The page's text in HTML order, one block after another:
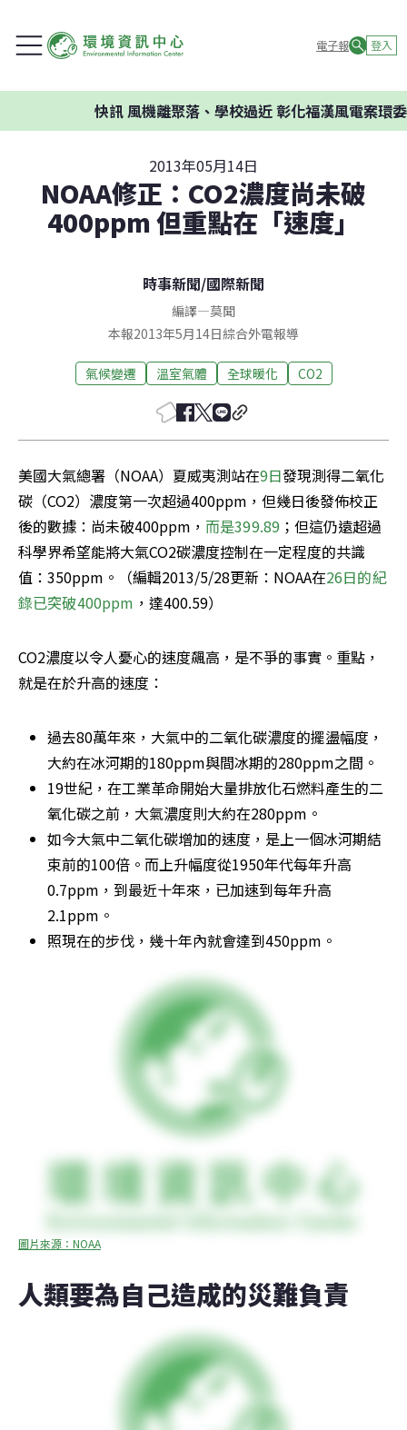
電子報 登入
快訊風機離聚落、學校過近 彰化福漢風電案環委建
2013年05月14日
NOAA修正：CO2濃度尚未破
400ppm 但重點在「速度」
時事新聞/國際新聞
編譯—莫聞
本報2013年5月14日綜合外電報導
氣候變遷 溫室氣體 全球暖化 CO2
美國大氣總署（NOAA）夏威夷測站在9日發現測得二氧化
碳（CO2）濃度第一次超過400ppm，但幾日後發佈校正
後的數據：尚未破400ppm， 而是399.89 ；但這仍遠超過
科學界希望能將大氣CO2碳濃度控制在一定程度的共識
值：350ppm。（編輯2013/5/28更新：NOAA在26日的紀
錄已突破400ppm ，達400.59）
CO2濃度以令人憂心的速度飆高，是不爭的事實。重點，
就是在於升高的速度：
過去80萬年來，大氣中的二氧化碳濃度的擺盪幅度，
大約在冰河期的180ppm與間冰期的280ppm之間。
19世紀，在工業革命開始大量排放化石燃料產生的二
氧化碳之前，大氣濃度則大約在280ppm。
如今大氣中二氧化碳增加的速度，是上一個冰河期結
束前的100倍。而上升幅度從1950年代每年升高
0.7ppm，到最近十年來，已加速到每年升高
2.1ppm。
照現在的步伐，幾十年內就會達到450ppm。
圖片來源：NOAA
人類要為自己造成的災難負責